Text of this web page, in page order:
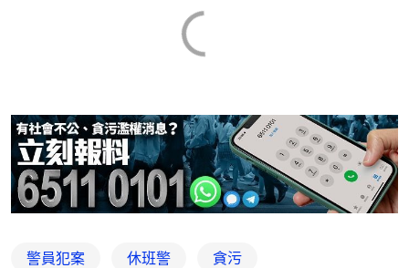
警員犯案 休班警 貪污